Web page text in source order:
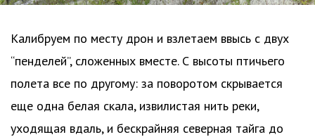
Калибруем по месту дрон и взлетаем ввысь с двух
“пенделей”, сложенных вместе. С высоты птичьего
полета все по другому: за поворотом скрывается
еще одна белая скала, извилистая нить реки,
уходящая вдаль, и бескрайняя северная тайга до